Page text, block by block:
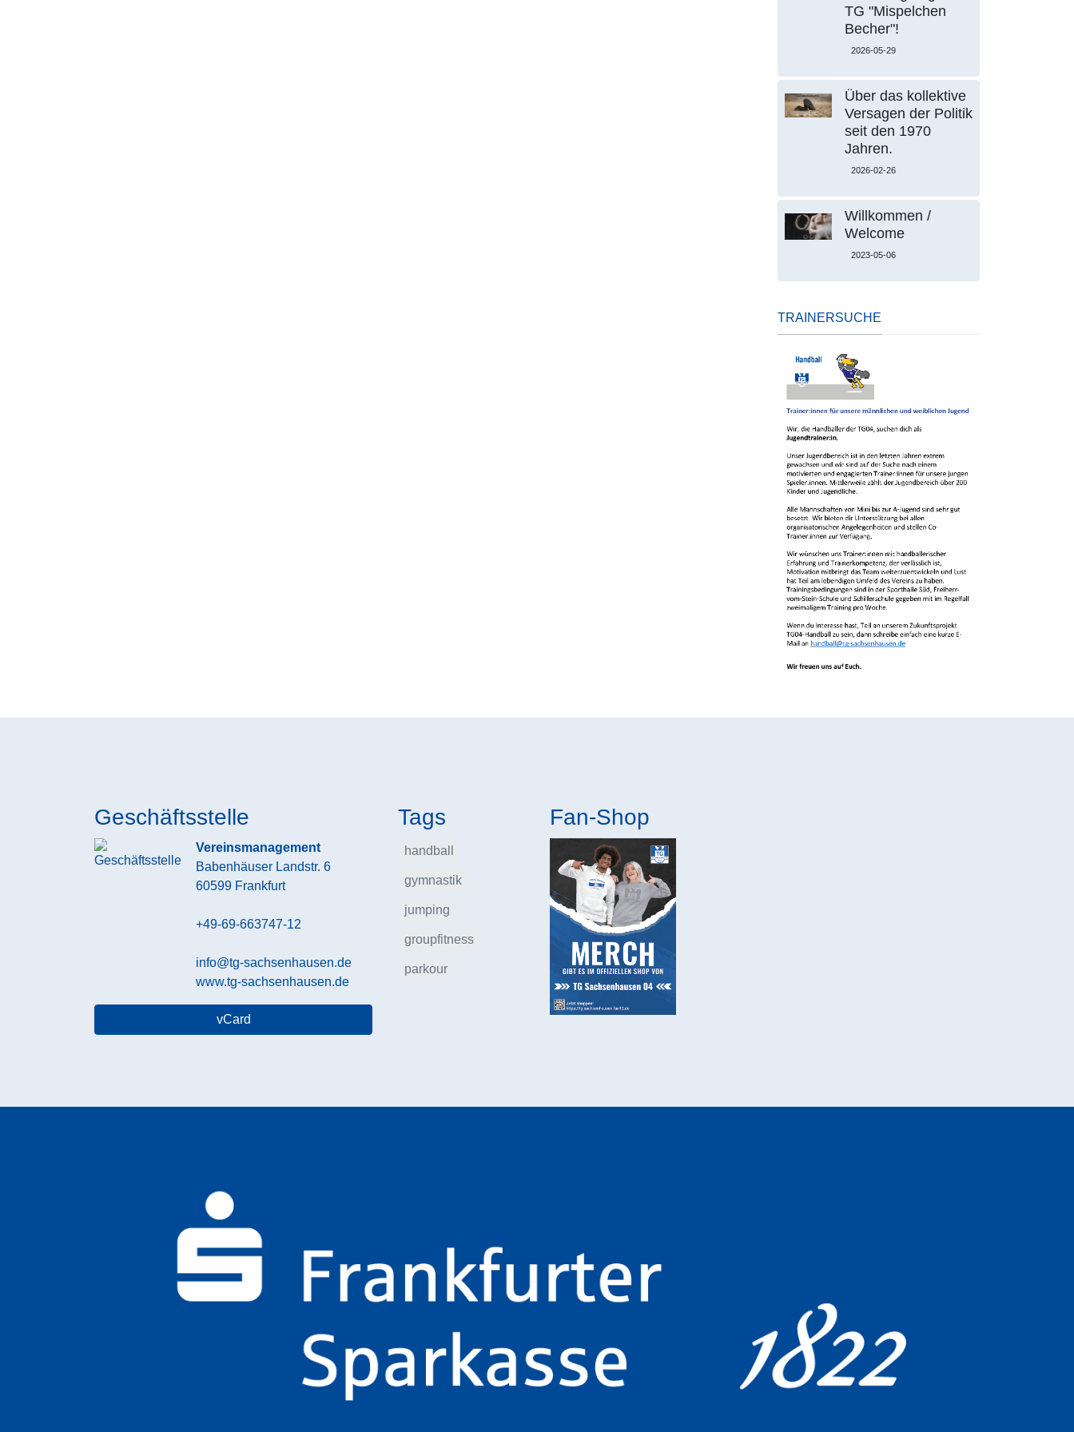
TG "Mispelchen
Becher"!
2026-05-29
Über das kollektive
Versagen der Politik
seit den 1970
Jahren.
2026-02-26
Willkommen /
Welcome
2023-05-06
TRAINERSUCHE
Geschäftsstelle
Vereinsmanagement
Babenhäuser Landstr. 6
60599 Frankfurt
+49-69-663747-12
info@tg-sachsenhausen.de
www.tg-sachsenhausen.de
vCard
Tags
handball
gymnastik
jumping
groupfitness
parkour
Fan-Shop